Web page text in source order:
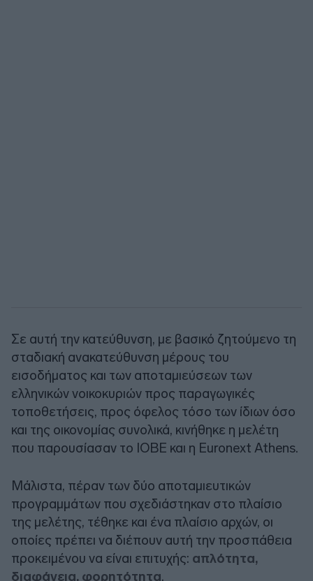
Σε αυτή την κατεύθυνση, με βασικό ζητούμενο τη
σταδιακή ανακατεύθυνση μέρους του
εισοδήματος και των αποταμιεύσεων των
ελληνικών νοικοκυριών προς παραγωγικές
τοποθετήσεις, προς όφελος τόσο των ίδιων όσο
και της οικονομίας συνολικά, κινήθηκε η μελέτη
που παρουσίασαν το ΙΟΒΕ και η Euronext Athens.
Μάλιστα, πέραν των δύο αποταμιευτικών
προγραμμάτων που σχεδιάστηκαν στο πλαίσιο
της μελέτης, τέθηκε και ένα πλαίσιο αρχών, οι
οποίες πρέπει να διέπουν αυτή την προσπάθεια
προκειμένου να είναι επιτυχής: απλότητα,
διαφάνεια, φορητότητα.